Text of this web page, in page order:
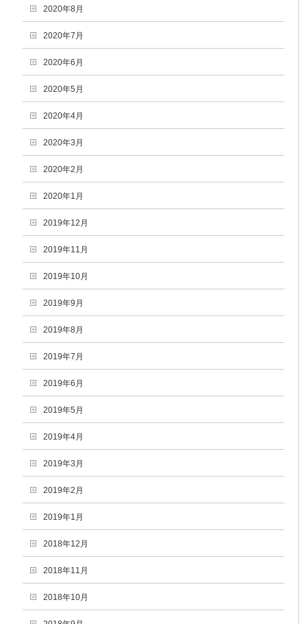
2020年8月
2020年7月
2020年6月
2020年5月
2020年4月
2020年3月
2020年2月
2020年1月
2019年12月
2019年11月
2019年10月
2019年9月
2019年8月
2019年7月
2019年6月
2019年5月
2019年4月
2019年3月
2019年2月
2019年1月
2018年12月
2018年11月
2018年10月